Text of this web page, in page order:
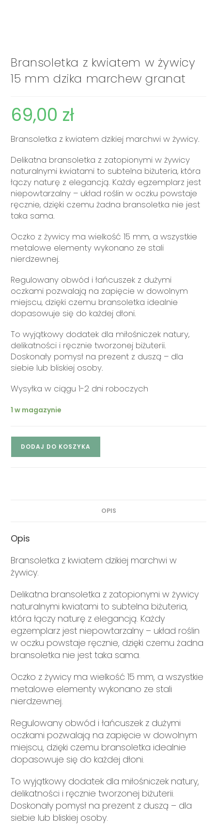
Bransoletka z kwiatem w żywicy
15 mm dzika marchew granat
69,00 zł
Bransoletka z kwiatem dzikiej marchwi w żywicy.
Delikatna bransoletka z zatopionymi w żywicy
naturalnymi kwiatami to subtelna biżuteria, która
łączy naturę z elegancją. Każdy egzemplarz jest
niepowtarzalny – układ roślin w oczku powstaje
ręcznie, dzięki czemu żadna bransoletka nie jest
taka sama.
Oczko z żywicy ma wielkość 15 mm, a wszystkie
metalowe elementy wykonano ze stali
nierdzewnej.
Regulowany obwód i łańcuszek z dużymi
oczkami pozwalają na zapięcie w dowolnym
miejscu, dzięki czemu bransoletka idealnie
dopasowuje się do każdej dłoni.
To wyjątkowy dodatek dla miłośniczek natury,
delikatności i ręcznie tworzonej biżuterii.
Doskonały pomysł na prezent z duszą – dla
siebie lub bliskiej osoby.
Wysyłka w ciągu 1-2 dni roboczych
1 w magazynie
DODAJ DO KOSZYKA
OPIS
Opis
Bransoletka z kwiatem dzikiej marchwi w
żywicy.
Delikatna bransoletka z zatopionymi w żywicy
naturalnymi kwiatami to subtelna biżuteria,
która łączy naturę z elegancją. Każdy
egzemplarz jest niepowtarzalny – układ roślin
w oczku powstaje ręcznie, dzięki czemu żadna
bransoletka nie jest taka sama.
Oczko z żywicy ma wielkość 15 mm, a wszystkie
metalowe elementy wykonano ze stali
nierdzewnej.
Regulowany obwód i łańcuszek z dużymi
oczkami pozwalają na zapięcie w dowolnym
miejscu, dzięki czemu bransoletka idealnie
dopasowuje się do każdej dłoni.
To wyjątkowy dodatek dla miłośniczek natury,
delikatności i ręcznie tworzonej biżuterii.
Doskonały pomysł na prezent z duszą – dla
siebie lub bliskiej osoby.